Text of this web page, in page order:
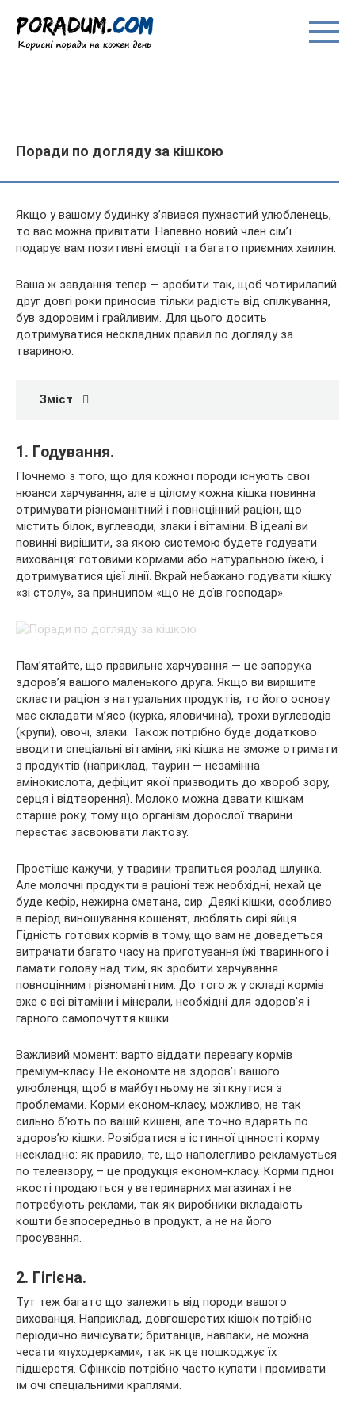
вмісту
Поради по догляду за кішкою
Якщо у вашому будинку з’явився пухнастий улюбленець,
то вас можна привітати. Напевно новий член сім’ї
подарує вам позитивні емоції та багато приємних хвилин.
Ваша ж завдання тепер — зробити так, щоб чотирилапий
друг довгі роки приносив тільки радість від спілкування,
був здоровим і грайливим. Для цього досить
дотримуватися нескладних правил по догляду за
твариною.
Зміст
1. Годування.
Почнемо з того, що для кожної породи існують свої
нюанси харчування, але в цілому кожна кішка повинна
отримувати різноманітний і повноцінний раціон, що
містить білок, вуглеводи, злаки і вітаміни. В ідеалі ви
повинні вирішити, за якою системою будете годувати
вихованця: готовими кормами або натуральною їжею, і
дотримуватися цієї лінії. Вкрай небажано годувати кішку
«зі столу», за принципом «що не доїв господар».
Пам’ятайте, що правильне харчування — це запорука
здоров’я вашого маленького друга. Якщо ви вирішите
скласти раціон з натуральних продуктів, то його основу
має складати м’ясо (курка, яловичина), трохи вуглеводів
(крупи), овочі, злаки. Також потрібно буде додатково
вводити спеціальні вітаміни, які кішка не зможе отримати
з продуктів (наприклад, таурин — незамінна
амінокислота, дефіцит якої призводить до хвороб зору,
серця і відтворення). Молоко можна давати кішкам
старше року, тому що організм дорослої тварини
перестає засвоювати лактозу.
Простіше кажучи, у тварини трапиться розлад шлунка.
Але молочні продукти в раціоні теж необхідні, нехай це
буде кефір, нежирна сметана, сир. Деякі кішки, особливо
в період виношування кошенят, люблять сирі яйця.
Гідність готових кормів в тому, що вам не доведеться
витрачати багато часу на приготування їжі тваринного і
ламати голову над тим, як зробити харчування
повноцінним і різноманітним. До того ж у складі кормів
вже є всі вітаміни і мінерали, необхідні для здоров’я і
гарного самопочуття кішки.
Важливий момент: варто віддати перевагу кормів
преміум-класу. Не економте на здоров’ї вашого
улюбленця, щоб в майбутньому не зіткнутися з
проблемами. Корми економ-класу, можливо, не так
сильно б’ють по вашій кишені, але точно вдарять по
здоров’ю кішки. Розібратися в істинної цінності корму
нескладно: як правило, те, що наполегливо рекламується
по телевізору, – це продукція економ-класу. Корми гідної
якості продаються у ветеринарних магазинах і не
потребують реклами, так як виробники вкладають
кошти безпосередньо в продукт, а не на його
просування.
2. Гігієна.
Тут теж багато що залежить від породи вашого
вихованця. Наприклад, довгошерстих кішок потрібно
періодично вичісувати; британців, навпаки, не можна
чесати «пуходерками», так як це пошкоджує їх
підшерстя. Сфінксів потрібно часто купати і промивати
їм очі спеціальними краплями.